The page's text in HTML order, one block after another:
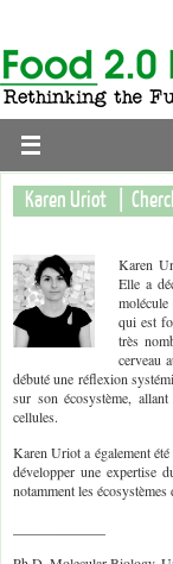
Karen Uriot |
Karen
Elle a
qui est
très
cerveau
débuté une réflexion
sur son écosystème,
cellules.
Karen Uriot a également
développer une expertise
notamment les écosystèmes